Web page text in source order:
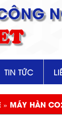
TIN TỨC
» MÁY HÀN